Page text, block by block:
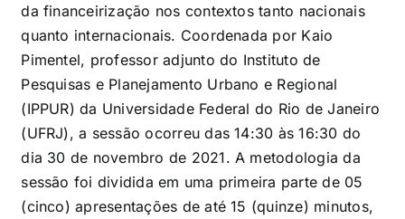
da financeirização nos contextos tanto nacionais
quanto internacionais. Coordenada por Kaio
Pimentel, professor adjunto do Instituto de
Pesquisas e Planejamento Urbano e Regional
(IPPUR) da Universidade Federal do Rio de Janeiro
(UFRJ), a sessão ocorreu das 14:30 às 16:30 do
dia 30 de novembro de 2021. A metodologia da
sessão foi dividida em uma primeira parte de 05
(cinco) apresentações de até 15 (quinze) minutos,